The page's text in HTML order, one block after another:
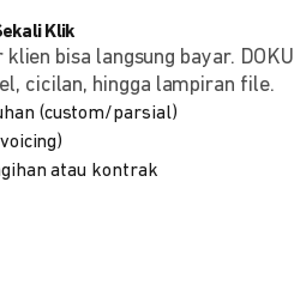
Klik
bisa langsung bayar. DOKU
cicilan, hingga lampiran file.
(custom/parsial)
atau kontrak